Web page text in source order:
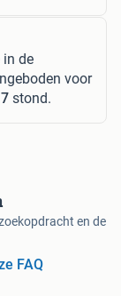
in de
voor
stond.
en de
FAQ